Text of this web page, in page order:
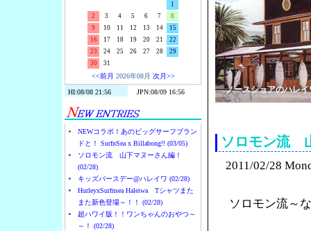
1
2
3 4 5 6 7
8
9
10 11 12 13 14
15
16
17 18 19 20 21
22
23
24 25 26 27 28
29
30
31
<<前月 2026年08月 次月>>
NEWコラボ！あのビッグサーフブラン
ドと！ SurfnSea x Billabong!! (03/05)
ソロモン流 山下マヌーさん編！
(02/28)
キッズバースデー@ハレイワ (02/28)
HurleyxSurfnsea Haleiwa Tシャツまた
また新色登場～！！ (02/28)
超ハワイ版！！ワンちゃんのおやつ～
～！ (02/28)
ノースショアのハレ
ソロモン流
2011/02/28
ソロモン流～